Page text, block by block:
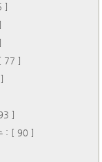
]
77 ]
]
: [ 90 ]